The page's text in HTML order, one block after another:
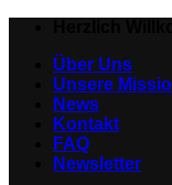
springenÜber Uns
Unsere
News
Kontakt
FAQ
Newsletter